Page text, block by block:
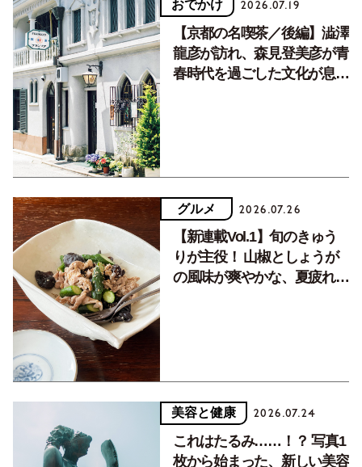
おでかけ 2026.07.19
【京都の名喫茶／後編】澁澤
龍彦が訪れ、森見登美彦が青
春時代を過ごした文化が息づ
グルメ 2026.07.26
【新連載Vol.1】旬のきゅう
りが主役！ 山椒としょうが
の風味が爽やかな、夏疲れを
美容と健康 2026.07.24
これはたるみ……！？ 写真1
枚から始まった、新しい美容